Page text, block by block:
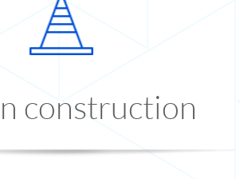
construction